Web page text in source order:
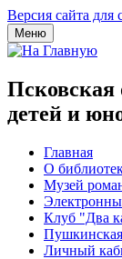
Версия сайта для
Меню
Псковская
детей и
Главная
О
Музей
Клуб "Два
Пушкинская
Личный